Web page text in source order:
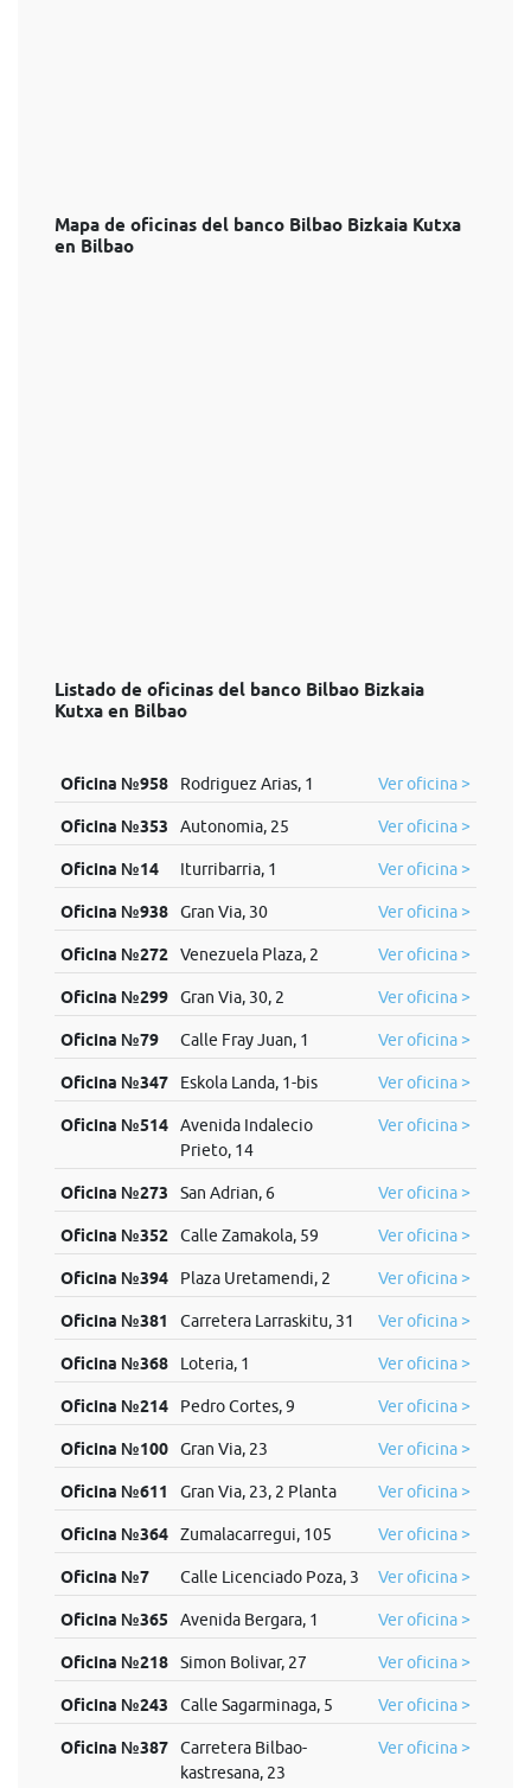
Mapa de oficinas del banco Bilbao Bizkaia Kutxa
en Bilbao
Listado de oficinas del banco Bilbao Bizkaia
Kutxa en Bilbao
Oficina №958 Rodriguez Arias, 1 Ver oficina >
Oficina №353 Autonomia, 25 Ver oficina >
Oficina №14 Iturribarria, 1 Ver oficina >
Oficina №938 Gran Via, 30 Ver oficina >
Oficina №272 Venezuela Plaza, 2 Ver oficina >
Oficina №299 Gran Via, 30, 2 Ver oficina >
Oficina №79 Calle Fray Juan, 1 Ver oficina >
Oficina №347 Eskola Landa, 1-bis Ver oficina >
Oficina №514
Avenida Indalecio
Prieto, 14
Ver oficina >
Oficina №273 San Adrian, 6 Ver oficina >
Oficina №352 Calle Zamakola, 59 Ver oficina >
Oficina №394 Plaza Uretamendi, 2 Ver oficina >
Oficina №381 Carretera Larraskitu, 31 Ver oficina >
Oficina №368 Loteria, 1 Ver oficina >
Oficina №214 Pedro Cortes, 9 Ver oficina >
Oficina №100 Gran Via, 23 Ver oficina >
Oficina №611 Gran Via, 23, 2 Planta Ver oficina >
Oficina №364 Zumalacarregui, 105 Ver oficina >
Oficina №7 Calle Licenciado Poza, 3 Ver oficina >
Oficina №365 Avenida Bergara, 1 Ver oficina >
Oficina №218 Simon Bolivar, 27 Ver oficina >
Oficina №243 Calle Sagarminaga, 5 Ver oficina >
Oficina №387
Carretera Bilbao-
kastresana, 23
Ver oficina >